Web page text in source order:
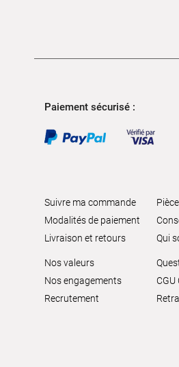
Paiement sécurisé :
Suivre ma commande
Modalités de paiement
Livraison et retours
Qui
Nos valeurs
Nos engagements
Recrutement
CGU